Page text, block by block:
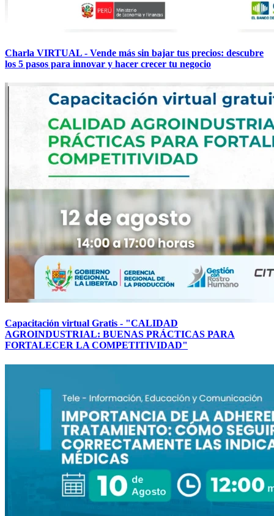
Charla VIRTUAL - Vende más sin bajar tus precios: descubre
los 5 pasos para innovar y hacer crecer tu negocio
Capacitación virtual Gratis - "CALIDAD
AGROINDUSTRIAL: BUENAS PRÁCTICAS PARA
FORTALECER LA COMPETITIVIDAD"